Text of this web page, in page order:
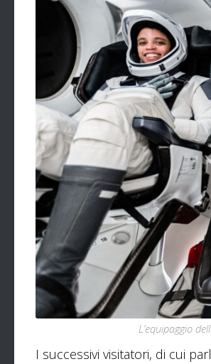
L’equipaggio
I successivi visitatori, di cui